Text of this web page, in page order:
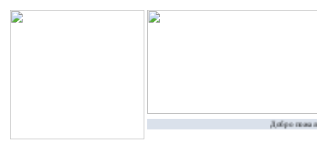
Добро